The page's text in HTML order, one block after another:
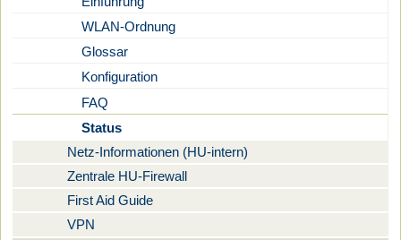
WLAN-Ordnung
Glossar
Konfiguration
FAQ
Status
Netz-Informationen (HU-intern)
Zentrale HU-Firewall
First Aid Guide
VPN